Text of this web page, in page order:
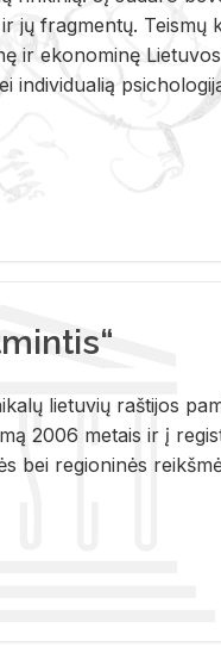
jų frag­men­tų. Teis­mų
ir eko­no­mi­nę
in­di­vi­dua­lią
lietuvių raštijos
2006 metais ir į
bei regioninės